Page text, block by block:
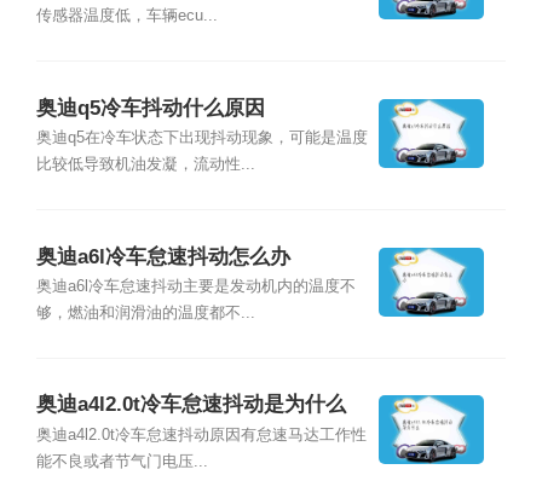
传感器温度低，车辆ecu...
奥迪q5冷车抖动什么原因
奥迪q5在冷车状态下出现抖动现象，可能是温度
比较低导致机油发凝，流动性...
奥迪a6l冷车怠速抖动怎么办
奥迪a6l冷车怠速抖动主要是发动机内的温度不
够，燃油和润滑油的温度都不...
奥迪a4l2.0t冷车怠速抖动是为什么
奥迪a4l2.0t冷车怠速抖动原因有怠速马达工作性
能不良或者节气门电压...